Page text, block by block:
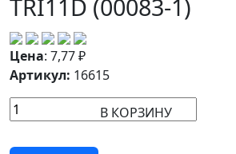
TRI11D (00083-1)
Цена: 7,77₽
Артикул: 16615
В КОРЗИНУ